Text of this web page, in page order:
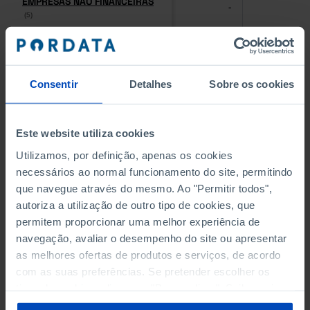
Consentir Detalhes Sobre os cookies
Este website utiliza cookies
Utilizamos, por definição, apenas os cookies
necessários ao normal funcionamento do site, permitindo
que navegue através do mesmo. Ao "Permitir todos",
autoriza a utilização de outro tipo de cookies, que
permitem proporcionar uma melhor experiência de
navegação, avaliar o desempenho do site ou apresentar
as melhores ofertas de produtos e serviços, de acordo
com as suas preferências. Se pretender escolher os
sobre cookies através da gestão de preferências ou da
(5)
(5)
-
PESSOAL AO SERVIÇO NAS
EMPRESAS NÃO FINANCEIRAS
PESSOAL AO SERVIÇO NAS
EMPRESAS NÃO FINANCEIRAS
(5)
- -
QUATRO MAIORES EMPRESAS
Empresas não financeiras
QUATRO MAIORES EMPRESAS
Empresas não financeiras
VOLUME DE NEGÓCIOS DAS
QUATRO MAIORES EMPRESAS
DO MUNICÍPIO (%)
Empresas não financeiras
VOLUME DE NEGÓCIOS DAS
QUATRO MAIORES EMPRESAS
DO MUNICÍPIO (%)
Empresas não financeiras
BANCOS, CAIXAS ECONÓMICAS
BANCOS, CAIXAS ECONÓMICAS -
CAIXAS DE CRÉDITO AGRÍCOLA
CAIXAS DE CRÉDITO AGRÍCOLA